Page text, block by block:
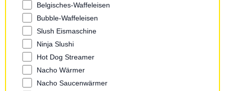
Belgisches-Waffeleisen
Bubble-Waffeleisen
Slush Eismaschine
Ninja Slushi
Hot Dog Streamer
Nacho Wärmer
Nacho Saucenwärmer